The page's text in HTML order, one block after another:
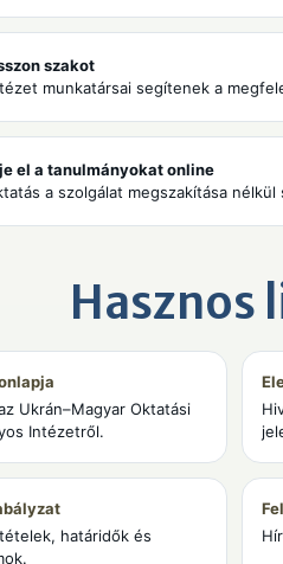
szakot
munkatársai segítenek a
el a tanulmányokat online
a szolgálat megszakítása nélkül
Hasznos
Ukrán–Magyar Oktatási
Intézetről.
határidők és